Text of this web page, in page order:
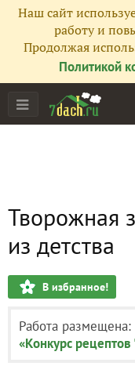
Наш сайт
работу и
Продолжая
Политикой
Творожная
из детства
В избранное!
Работа размещена:
«Конкурс